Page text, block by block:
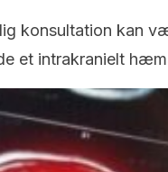
konsultation kan
et intrakranielt